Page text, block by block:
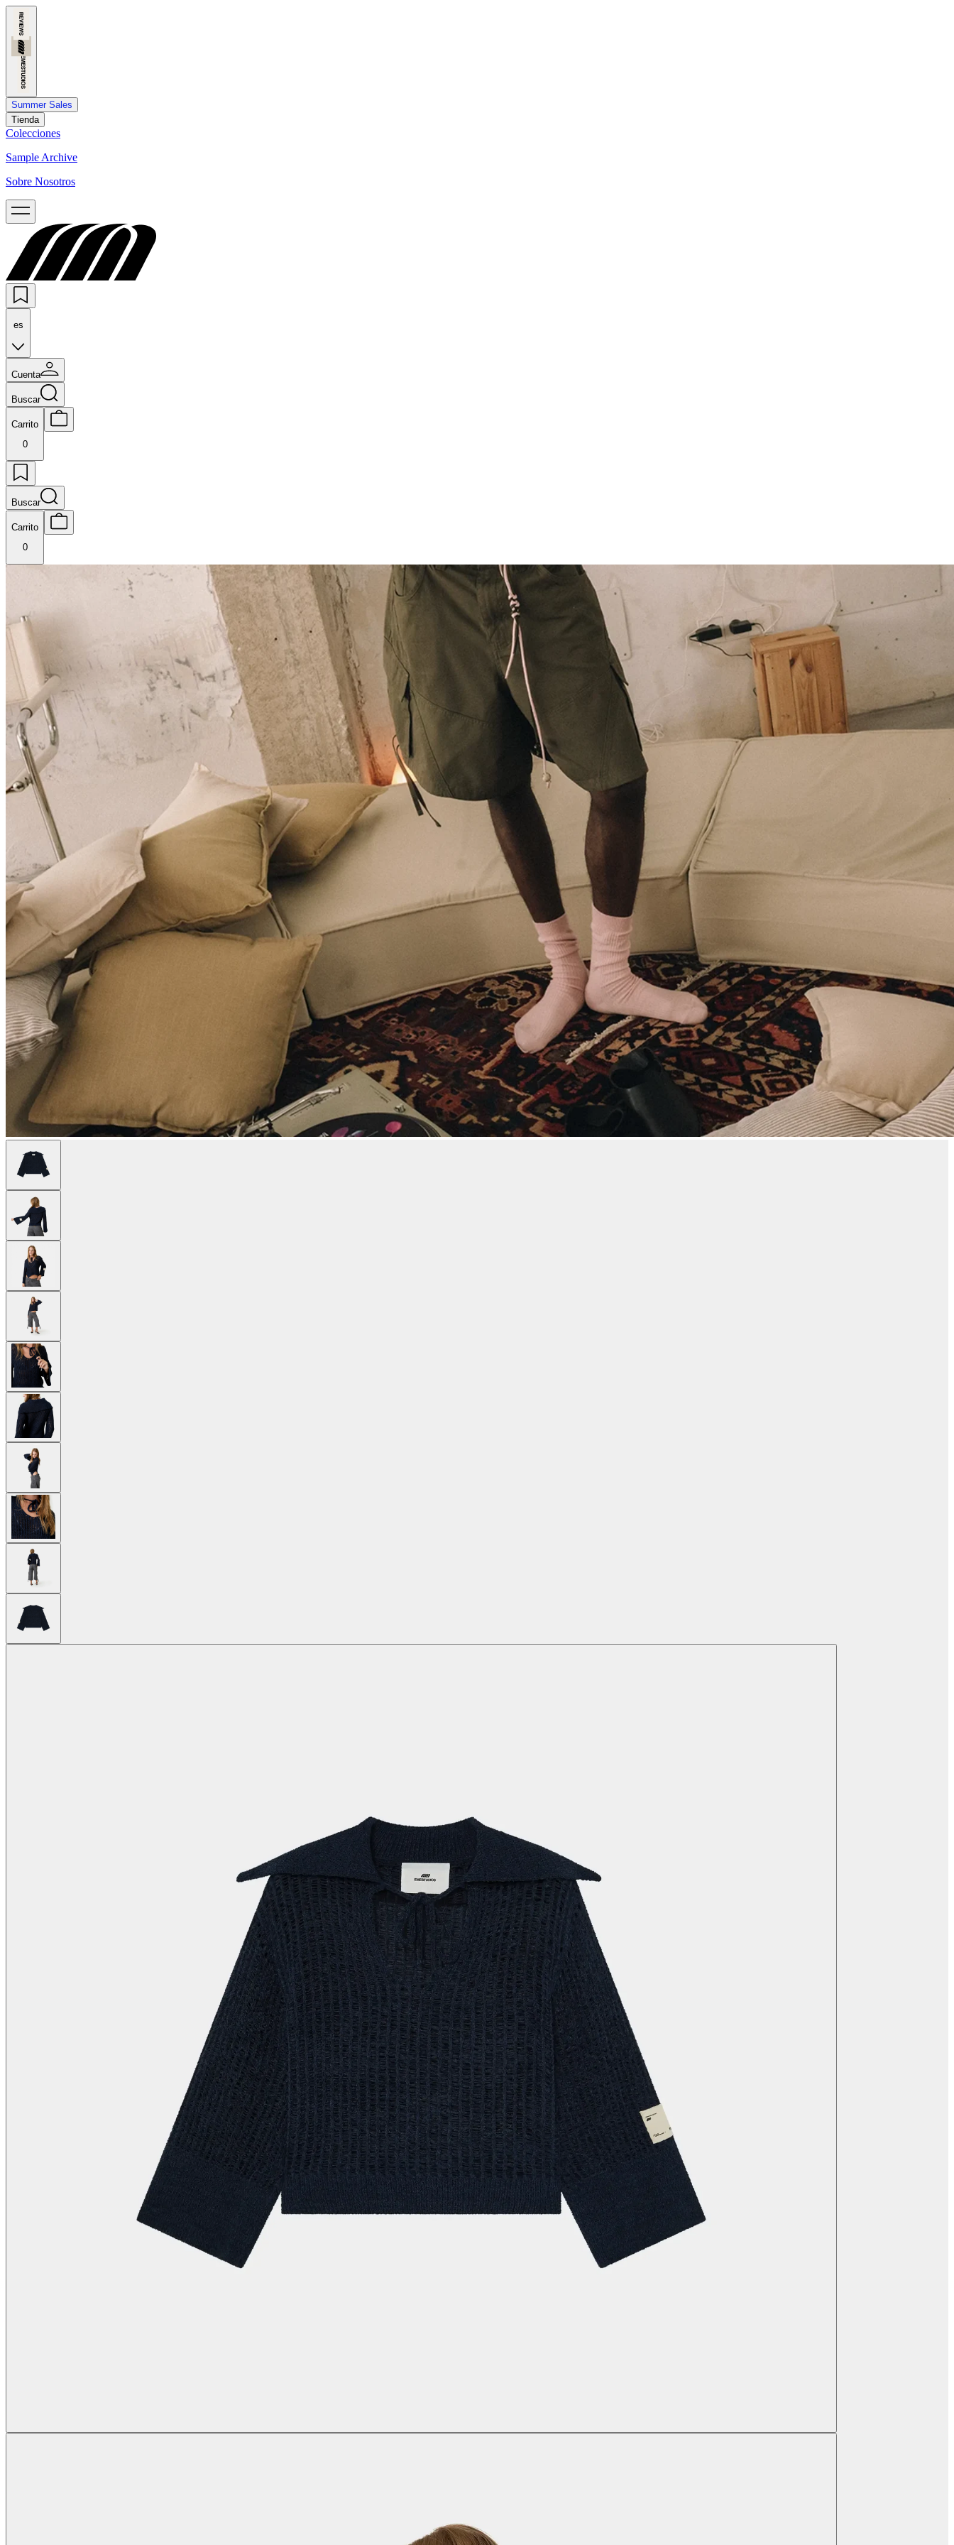
Summer Sales
Tienda
Colecciones
Sample Archive
Sobre Nosotros
es
Cuenta
Buscar
Carrito
0
Buscar
Carrito
0